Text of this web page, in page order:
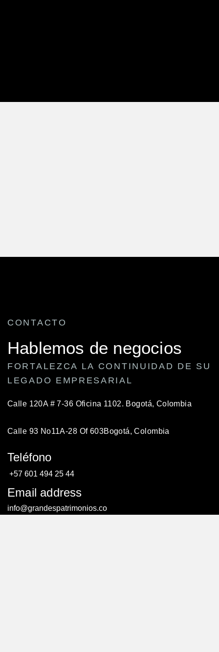
CONTACTO
Hablemos de negocios
FORTALEZCA LA CONTINUIDAD DE SU
LEGADO EMPRESARIAL
Calle 120A # 7-36 Oficina 1102. Bogotá, Colombia
Calle 93 No11A-28 Of 603Bogotá, Colombia
Teléfono
+57 601 494 25 44
Email address
info@grandespatrimonios.co